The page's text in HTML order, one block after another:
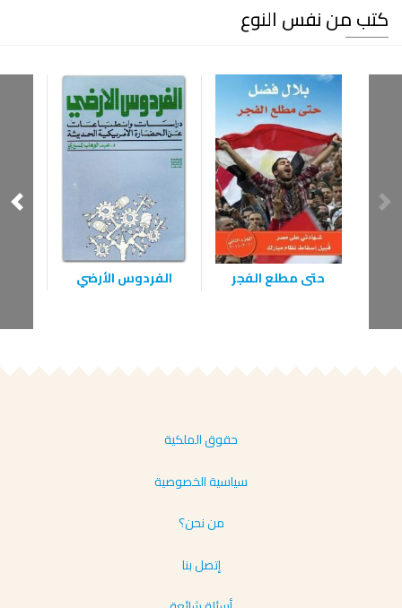
كتب من نفس النوع
حتى مطلع الفجر الفردوس الأرضي
حقوق الملكية
سياسية الخصوصية
من نحن؟
إتصل بنا